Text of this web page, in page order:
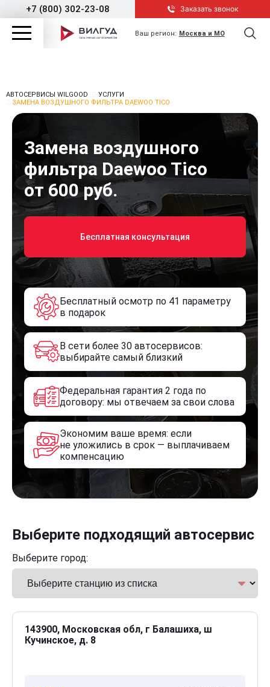
+7 (800) 302-23-08 Заказать звонок
Ваш регион: Москва и МО
АВТОСЕРВИСЫ WILGOOD
УСЛУГИ
ЗАМЕНА ВОЗДУШНОГО ФИЛЬТРА DAEWOO TICO
Замена воздушного
фильтра Daewoo Tico
от 600 руб.
Бесплатная консультация
Бесплатный осмотр по 41 параметру
в подарок
В сети более 30 автосервисов:
выбирайте самый близкий
Федеральная гарантия 2 года по
договору: мы отвечаем за свои слова
Экономим ваше время: если
не уложились в срок — выплачиваем
компенсацию
Выберите подходящий автосервис
Выберите город:
143900, Московская обл, г Балашиха, ш
Кучинское, д. 8